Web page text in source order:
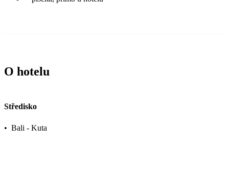
O hotelu
Středisko
• Bali - Kuta